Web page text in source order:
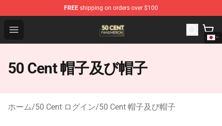
FREE shipping on orders over $100
Open menu
50 Cent Shop - Official 50 Cent Merchandise Store
50 Cent 帽子及び帽子
ホーム/50 Cent ログイン/50 Cent 帽子及び帽子